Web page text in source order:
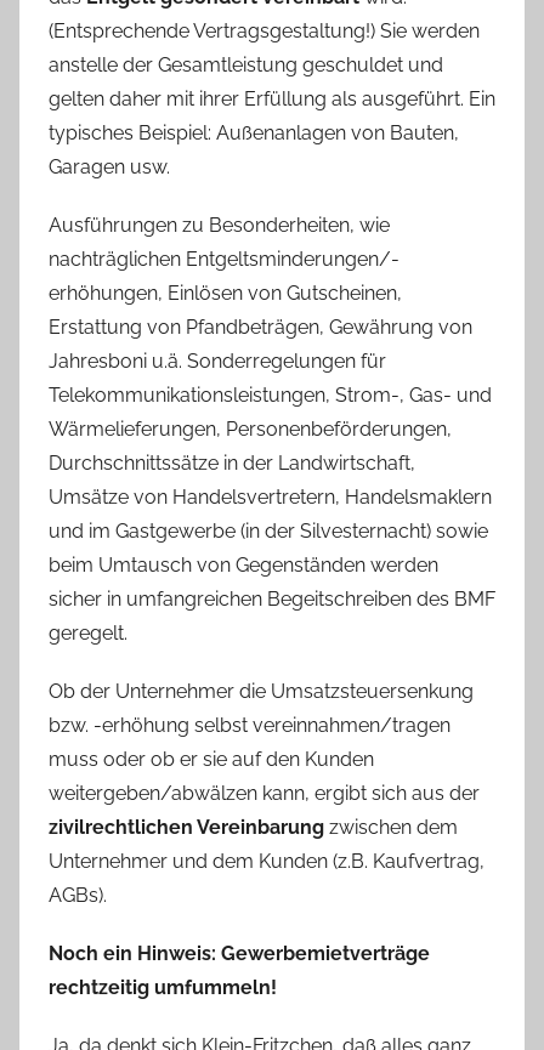
(Entsprechende Vertragsgestaltung!) Sie werden
anstelle der Gesamtleistung geschuldet und
gelten daher mit ihrer Erfüllung als ausgeführt. Ein
typisches Beispiel: Außenanlagen von Bauten,
Garagen usw.
Ausführungen zu Besonderheiten, wie
nachträglichen Entgeltsminderungen/-
erhöhungen, Einlösen von Gutscheinen,
Erstattung von Pfandbeträgen, Gewährung von
Jahresboni u.ä. Sonderregelungen für
Telekommunikationsleistungen, Strom-, Gas- und
Wärmelieferungen, Personenbeförderungen,
Durchschnittssätze in der Landwirtschaft,
Umsätze von Handelsvertretern, Handelsmaklern
und im Gastgewerbe (in der Silvesternacht) sowie
beim Umtausch von Gegenständen werden
sicher in umfangreichen Begeitschreiben des BMF
geregelt.
Ob der Unternehmer die Umsatzsteuersenkung
bzw. -erhöhung selbst vereinnahmen/tragen
muss oder ob er sie auf den Kunden
weitergeben/abwälzen kann, ergibt sich aus der
zivilrechtlichen Vereinbarung zwischen dem
Unternehmer und dem Kunden (z.B. Kaufvertrag,
AGBs).
Noch ein Hinweis: Gewerbemietverträge
rechtzeitig umfummeln!
Ja, da denkt sich Klein-Fritzchen, daß alles ganz